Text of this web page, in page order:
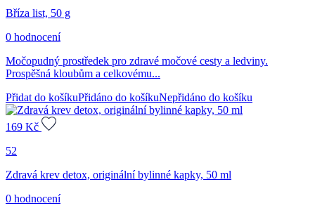
Bříza list, 50 g
0 hodnocení
Močopudný prostředek pro zdravé močové cesty a ledviny.
Prospěšná kloubům a celkovému...
Přidat do košíkuPřidáno do košíkuNepřidáno do košíku
169 Kč
52
Zdravá krev detox, originální bylinné kapky, 50 ml
0 hodnocení